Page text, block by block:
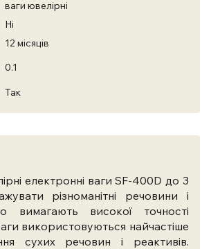
ваги ювелірні
Ні
12 місяців
0.1
Так
електронні ваги SF-400D до 3
різноманітні речовини і
вимагають високої точності
використовуються найчастіше
сухих речовин і реактивів.